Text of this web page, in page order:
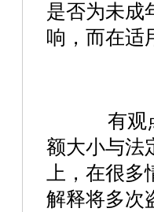
是否为未成
响，而在适
有观点
额大小与法
上，在很
解释将多次